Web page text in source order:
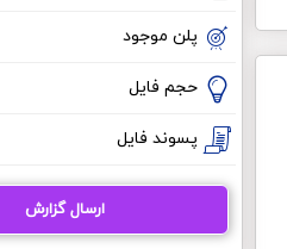
پلن موجود
حجم فایل
پسوند فایل
ارسال گزارش